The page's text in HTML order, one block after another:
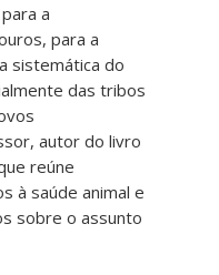
a
para a
sistemática do
das tribos
autor do livro
reúne
à saúde animal e
sobre o assunto